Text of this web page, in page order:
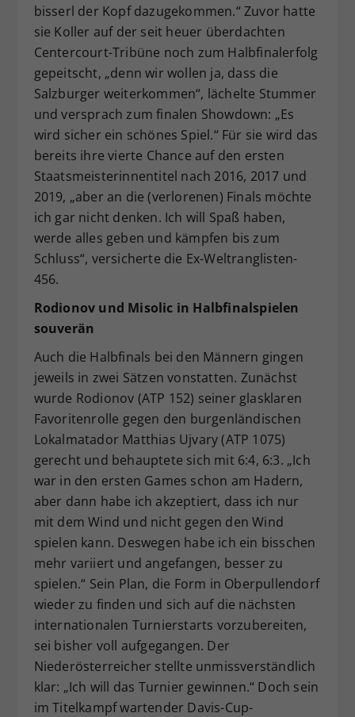
bisserl der Kopf dazugekommen.“ Zuvor hatte
sie Koller auf der seit heuer überdachten
Centercourt-Tribüne noch zum Halbfinalerfolg
gepeitscht, „denn wir wollen ja, dass die
Salzburger weiterkommen“, lächelte Stummer
und versprach zum finalen Showdown: „Es
wird sicher ein schönes Spiel.“ Für sie wird das
bereits ihre vierte Chance auf den ersten
Staatsmeisterinnentitel nach 2016, 2017 und
2019, „aber an die (verlorenen) Finals möchte
ich gar nicht denken. Ich will Spaß haben,
werde alles geben und kämpfen bis zum
Schluss“, versicherte die Ex-Weltranglisten-
456.
Rodionov und Misolic in Halbfinalspielen
souverän
Auch die Halbfinals bei den Männern gingen
jeweils in zwei Sätzen vonstatten. Zunächst
wurde Rodionov (ATP 152) seiner glasklaren
Favoritenrolle gegen den burgenländischen
Lokalmatador Matthias Ujvary (ATP 1075)
gerecht und behauptete sich mit 6:4, 6:3. „Ich
war in den ersten Games schon am Hadern,
aber dann habe ich akzeptiert, dass ich nur
mit dem Wind und nicht gegen den Wind
spielen kann. Deswegen habe ich ein bisschen
mehr variiert und angefangen, besser zu
spielen.“ Sein Plan, die Form in Oberpullendorf
wieder zu finden und sich auf die nächsten
internationalen Turnierstarts vorzubereiten,
sei bisher voll aufgegangen. Der
Niederösterreicher stellte unmissverständlich
klar: „Ich will das Turnier gewinnen.“ Doch sein
im Titelkampf wartender Davis-Cup-